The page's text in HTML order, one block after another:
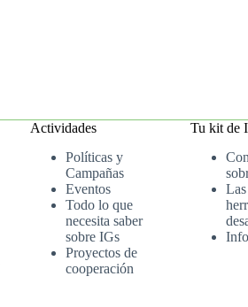
Actividades
Políticas y
Campañas
Eventos
Todo lo que
necesita saber
sobre IGs
Proyectos de
cooperación
Tu kit de